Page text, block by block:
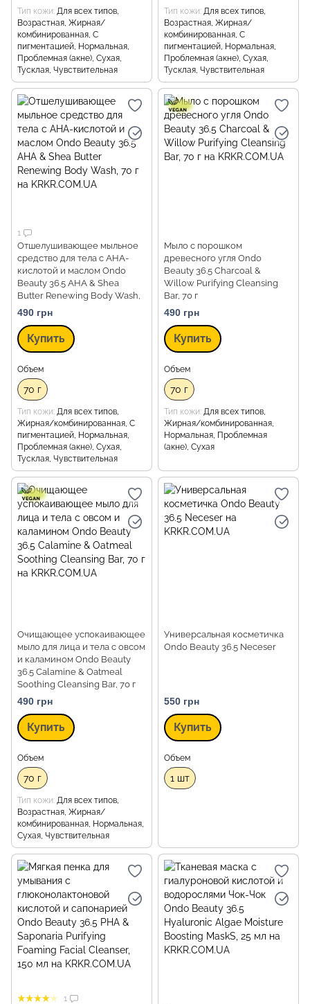
Тип кожи Для всех типов,
Возрастная, Жирная/
комбинированная, С
пигментацией, Нормальная,
Проблемная (акне), Сухая,
Тусклая, Чувствительная
Тип кожи Для всех типов,
Возрастная, Жирная/
комбинированная, С
пигментацией, Нормальная,
Проблемная (акне), Сухая,
Тусклая, Чувствительная
1
Отшелушивающее мыльное
средство для тела с AHA-
кислотой и маслом Ondo
Beauty 36.5 AHA & Shea
Butter Renewing Body Wash,
70 г
490 грн
Купить
Объем
70 г
Тип кожи Для всех типов,
Жирная/комбинированная, С
пигментацией, Нормальная,
Проблемная (акне), Сухая,
Тусклая, Чувствительная
Мыло с порошком
древесного угля Ondo
Beauty 36.5 Charcoal &
Willow Purifying Cleansing
Bar, 70 г
490 грн
Купить
Объем
70 г
Тип кожи Для всех типов,
Жирная/комбинированная,
Нормальная, Проблемная
(акне), Сухая
Очищающее успокаивающее
мыло для лица и тела с овсом
и каламином Ondo Beauty
36.5 Calamine & Oatmeal
Soothing Cleansing Bar, 70 г
490 грн
Купить
Объем
70 г
Тип кожи Для всех типов,
Возрастная, Жирная/
комбинированная, Нормальная,
Сухая, Чувствительная
Универсальная косметичка
Ondo Beauty 36.5 Neceser
550 грн
Купить
Объем
1 шт
1